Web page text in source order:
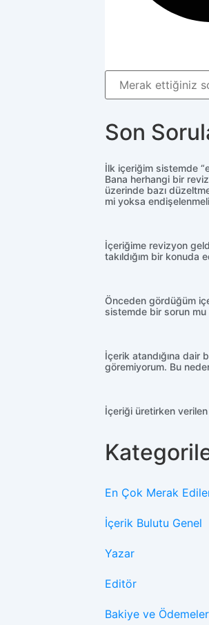
Son
İlk içeriğim sistemde
Bana herhangi bir
üzerinde bazı
mi yoksa
İçeriğime revizyon
takıldığım bir konuda
Önceden gördüğüm
sistemde bir sorun mu
İçerik atandığına dair
göremiyorum. Bu
İçeriği üretirken verilen
En Çok Merak
İçerik Bulutu Genel
Yazar
Editör
Bakiye ve Ödemeler